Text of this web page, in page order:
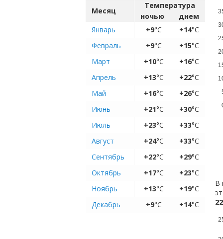
Месяц
Температура
ночью
днем
Январь
+9°C +14°C
Февраль
+9°C +15°C
Март
+10°C +16°C
Апрель
+13°C +22°C
Май
+16°C +26°C
Июнь
+21°C +30°C
Июль
+23°C +33°C
Август
+24°C +33°C
Сентябрь
+22°C +29°C
Октябрь
+17°C +23°C
Ноябрь
+13°C +19°C
Декабрь
+9°C +14°C
В